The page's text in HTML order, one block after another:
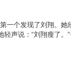
个发现了刘翔。她
声说：“刘翔瘦了。